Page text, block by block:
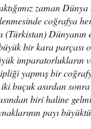
zaman
coğrafya
Dünyanın
bir kara parçası
imparatorlukların
yapmış bir
iki buçuk asırdan
biri haline
payı